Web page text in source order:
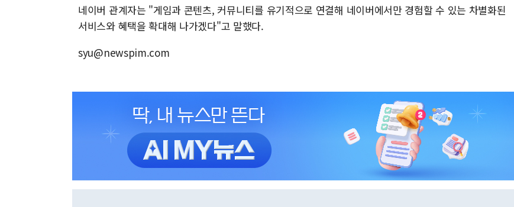
네이버 관계자는 "게임과 콘텐츠, 커뮤니티를 유기적으로 연결해 네이버에서만 경험할 수 있는 차별화된
서비스와 혜택을 확대해 나가겠다"고 말했다.
syu@newspim.com